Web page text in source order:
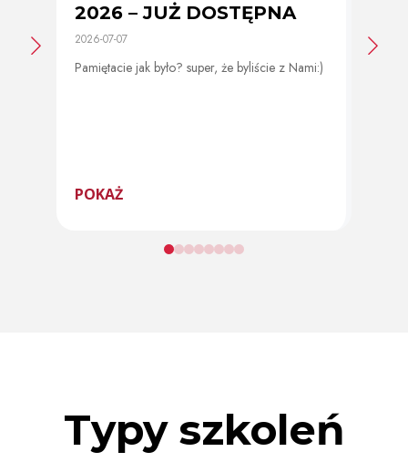
2026 – JUŻ DOSTĘPNA
2026-07-07
Pamiętacie jak było? super, że byliście z Nami:)
POKAŻ
2026-
Typy szkoleń